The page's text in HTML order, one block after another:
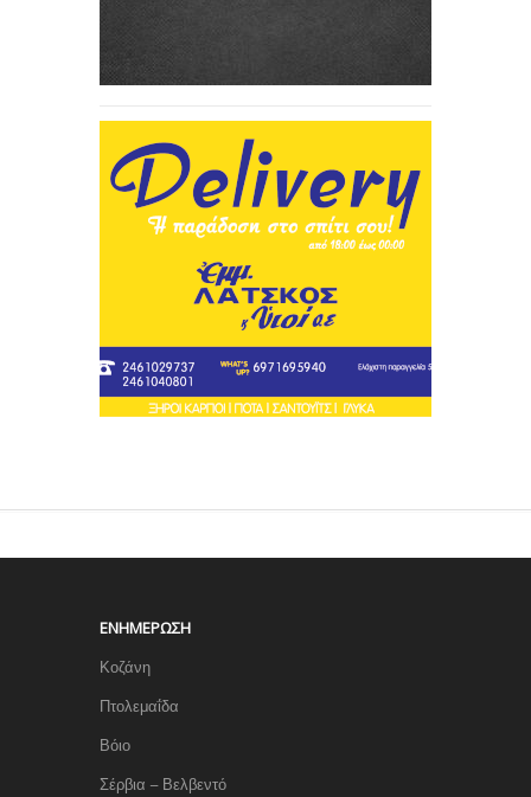
ΕΝΗΜΈΡΩΣΗ
Κοζάνη
Πτολεμαΐδα
Βόιο
Σέρβια – Βελβεντό